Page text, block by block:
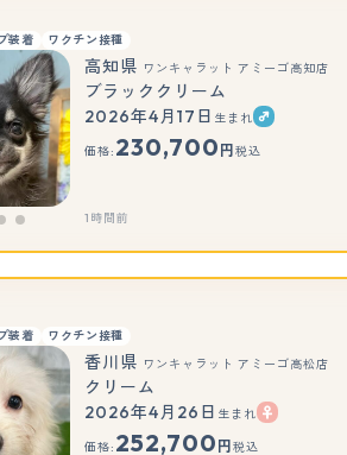
装着 ワクチン接種
高知県 ワンキャラット アミーゴ高知店
ブラッククリーム
2026年4月17日 生まれ
価格: 230,700 円 税込
1時間前
装着 ワクチン接種
もっと見る
香川県 ワンキャラット アミーゴ高松店
クリーム
2026年4月26日 生まれ
価格: 252,700 円 税込